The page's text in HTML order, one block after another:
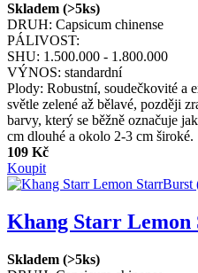
Skladem (>5ks)
DRUH: Capsicum chinense
PÁLIVOST:
SHU: 1.500.000 - 1.800.000
VÝNOS: standardní
Plody: Robustní, soudečkovité a
světle zelené až bělavé, později
barvy, který se běžně označuje
cm dlouhé a okolo 2-3 cm
109 Kč
Koupit
Khang Starr
Skladem (>5ks)